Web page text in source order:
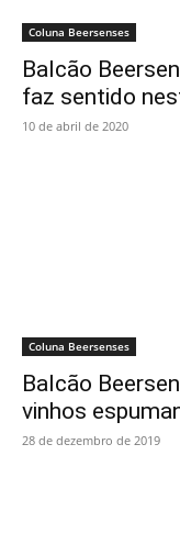
Coluna Beersenses
Balcão
faz sentido
10 de abril de 2020
Coluna Beersenses
Balcão
vinhos
28 de dezembro de 2019